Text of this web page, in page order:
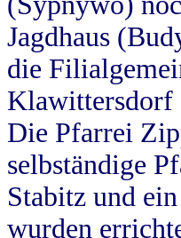
Jagdhaus
die
Klawittersdorf
Die Pfarrei
selbständige
Stabitz und
wurden